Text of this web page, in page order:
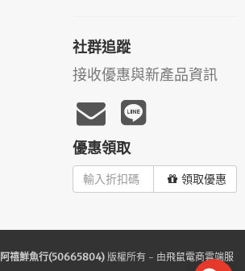
社群追蹤
接收優惠與新產品資訊
優惠領取
領取優惠
阿禧鮮魚行(50665804)版權所有 - 由飛鼠電商雲端服